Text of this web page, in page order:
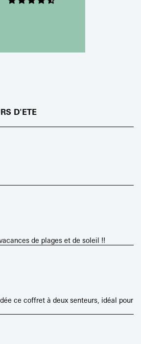
D'ETE
de plages et de soleil !!
ce coffret à deux senteurs, idéal pour